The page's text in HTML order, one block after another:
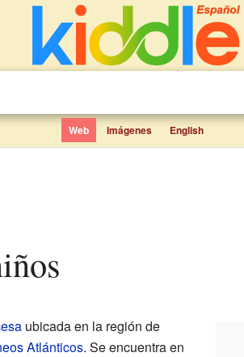
Web Imágenes English
ubicada en la región de
Atlánticos. Se encuentra en